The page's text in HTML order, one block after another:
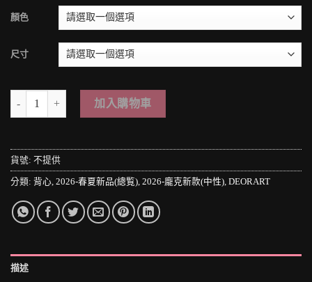
顏色
尺寸
＊MINI PUNK LOLO＊日本龐克視覺-黑暗學院風の魔法執事シック
加入購物車
貨號: 不提供
分類: 背心 2026-春夏新品(總覧) 2026-龐克新款(中性) DEORART
描述